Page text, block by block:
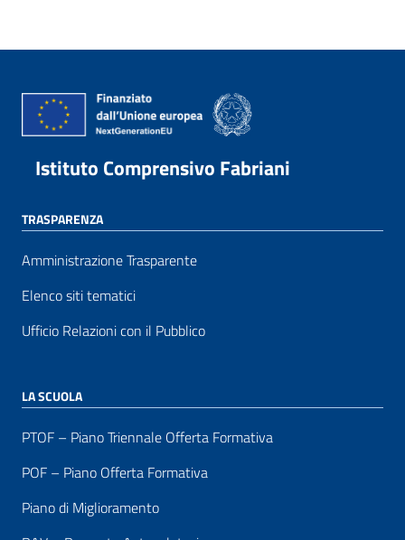
Istituto Comprensivo Fabriani
TRASPARENZA
Amministrazione Trasparente
Elenco siti tematici
Ufficio Relazioni con il Pubblico
LA SCUOLA
PTOF – Piano Triennale Offerta Formativa
POF – Piano Offerta Formativa
Piano di Miglioramento